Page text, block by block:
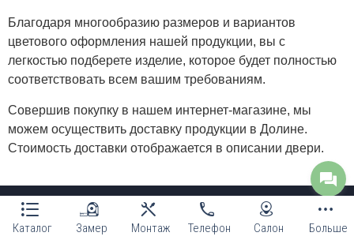
Каталог Замер Монтаж Телефон Салон Больше
Благодаря многообразию размеров и вариантов
цветового оформления нашей продукции, вы с
легкостью подберете изделие, которое будет полностью
соответствовать всем вашим требованиям.
Совершив покупку в нашем интернет-магазине, мы
можем осуществить доставку продукции в Долине.
Стоимость доставки отображается в описании двери.
Мы в социальных сетях: